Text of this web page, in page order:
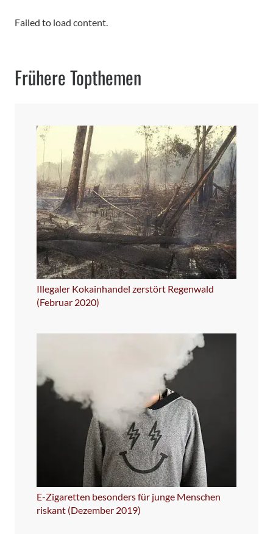
Failed to load content.
Frühere Topthemen
Illegaler Kokainhandel zerstört Regenwald
(Februar 2020)
E-Zigaretten besonders für junge Menschen
riskant (Dezember 2019)